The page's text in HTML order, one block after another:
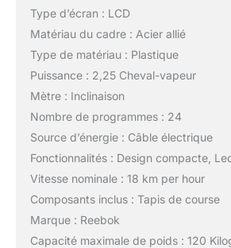
Type d’écran : LCD
Matériau du cadre : Acier allié
Type de matériau : Plastique
Puissance : 2,25 Cheval-vapeur
Mètre : Inclinaison
Nombre de programmes : 24
Source d’énergie : Câble électrique
Fonctionnalités : Design compacte,
Vitesse nominale : 18 km per hour
Composants inclus : Tapis de course
Marque : Reebok
Capacité maximale de poids : 120